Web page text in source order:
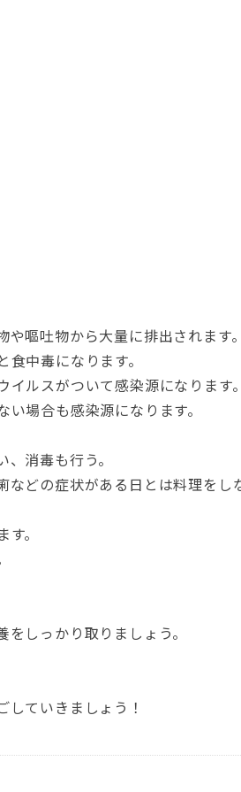
嘔吐物から大量に排出されます。
中毒になります。
ルスがついて感染源になります。
場合も感染源になります。
消毒も行う。
どの症状がある日とは料理をし
。
しっかり取りましょう。
ていきましょう！